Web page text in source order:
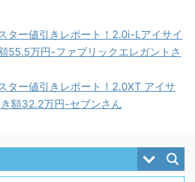
ター値引きレポート！2.0i-Lアイサイ
55.5万円-ファブリックエレガントさ
ター値引きレポート！2.0XT アイサ
額32.2万円-セブンさん